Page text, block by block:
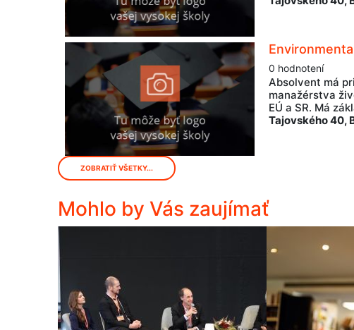
0 hodnotení
Absolvent má
manažérstva
EÚ a SR. Má
Tajovského 40,
ZOBRATIŤ VŠETKY...
Mohlo by Vás zaujímať